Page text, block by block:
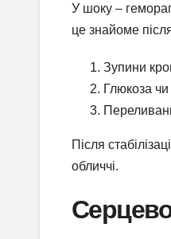
У шоку –
це знайоме
Зупини
Глюкоза чи
Після
обличчі.